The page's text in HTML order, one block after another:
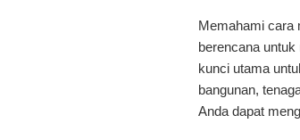
Memahami cara
berencana
kunci utama
bangunan,
Anda dapat